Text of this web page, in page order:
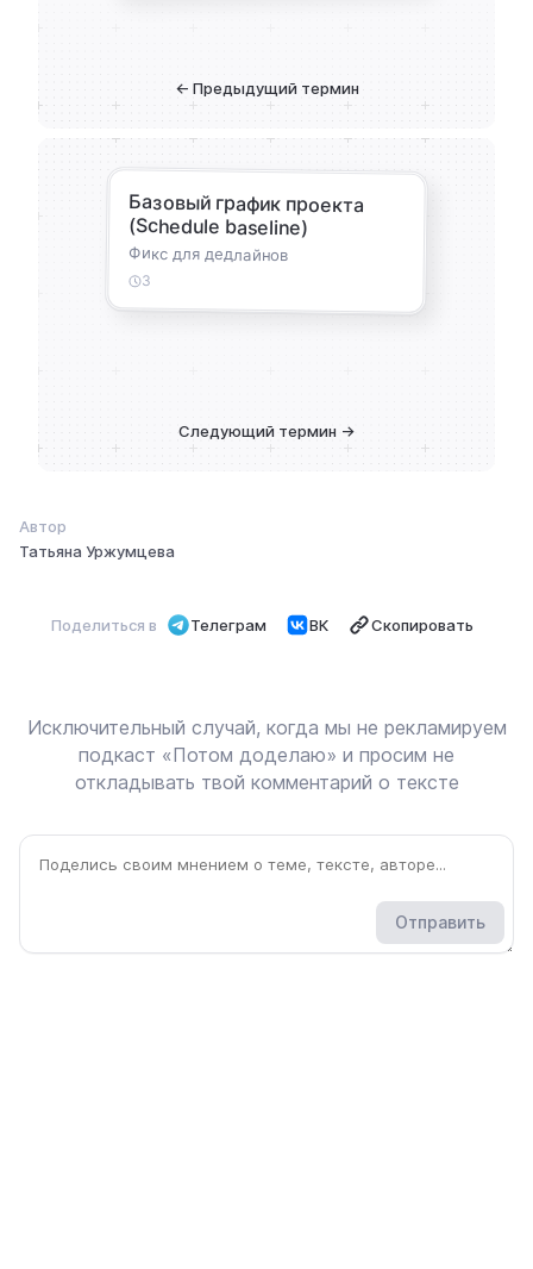
← Предыдущий термин
Базовый график проекта
(Schedule baseline)
Фикс для дедлайнов
3
Следующий термин →
Автор
Татьяна Уржумцева
Поделиться в Телеграм ВК Скопировать
Исключительный случай, когда мы не рекламируем
подкаст «Потом доделаю» и просим не
откладывать твой комментарий о тексте
Отправить